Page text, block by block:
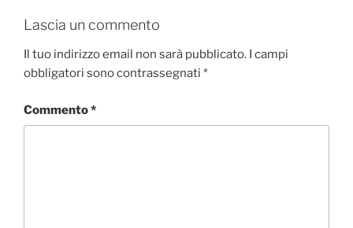
Lascia un commento
Il tuo indirizzo email non sarà pubblicato. I campi
obbligatori sono contrassegnati *
Commento*